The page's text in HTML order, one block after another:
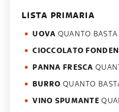
LISTA PRIMARIA
UOVA QUANTO BASTA
CIOCCOLATO
PANNA FRESCA
BURRO QUANTO
VINO SPUMANTE